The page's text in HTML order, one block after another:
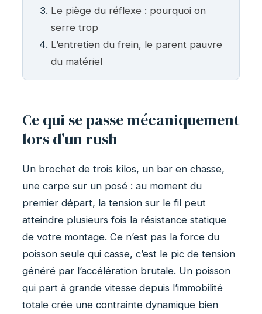
Le piège du réflexe : pourquoi on
serre trop
L’entretien du frein, le parent pauvre
du matériel
Ce qui se passe mécaniquement
lors d’un rush
Un brochet de trois kilos, un bar en chasse,
une carpe sur un posé : au moment du
premier départ, la tension sur le fil peut
atteindre plusieurs fois la résistance statique
de votre montage. Ce n’est pas la force du
poisson seule qui casse, c’est le pic de tension
généré par l’accélération brutale. Un poisson
qui part à grande vitesse depuis l’immobilité
totale crée une contrainte dynamique bien